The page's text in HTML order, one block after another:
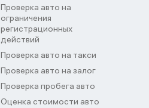
Проверка авто на
ограничения
регистрационных
действий
Проверка авто на такси
Проверка авто на залог
Проверка пробега авто
Оценка стоимости авто